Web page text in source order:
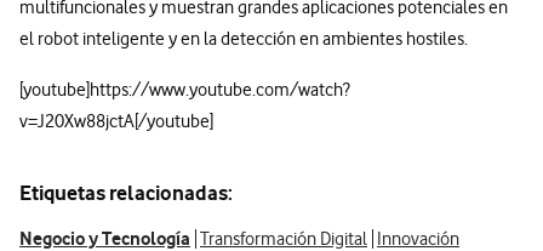
multifuncionales y muestran grandes aplicaciones potenciales en
el robot inteligente y en la detección en ambientes hostiles.
[youtube]https://www.youtube.com/watch?
v=J20Xw88jctA[/youtube]
Etiquetas relacionadas:
Negocio y Tecnología Transformación Digital Innovación